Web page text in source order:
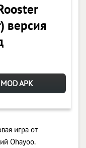
версия
APK
игра от
Ohayoo.